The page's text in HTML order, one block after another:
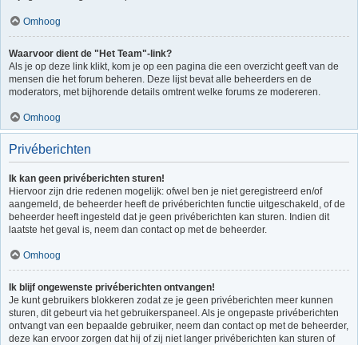
Omhoog
Waarvoor dient de "Het Team"-link?
Als je op deze link klikt, kom je op een pagina die een overzicht geeft van de
mensen die het forum beheren. Deze lijst bevat alle beheerders en de
moderators, met bijhorende details omtrent welke forums ze modereren.
Omhoog
Privéberichten
Ik kan geen privéberichten sturen!
Hiervoor zijn drie redenen mogelijk: ofwel ben je niet geregistreerd en/of
aangemeld, de beheerder heeft de privéberichten functie uitgeschakeld, of de
beheerder heeft ingesteld dat je geen privéberichten kan sturen. Indien dit
laatste het geval is, neem dan contact op met de beheerder.
Omhoog
Ik blijf ongewenste privéberichten ontvangen!
Je kunt gebruikers blokkeren zodat ze je geen privéberichten meer kunnen
sturen, dit gebeurt via het gebruikerspaneel. Als je ongepaste privéberichten
ontvangt van een bepaalde gebruiker, neem dan contact op met de beheerder,
deze kan ervoor zorgen dat hij of zij niet langer privéberichten kan sturen of